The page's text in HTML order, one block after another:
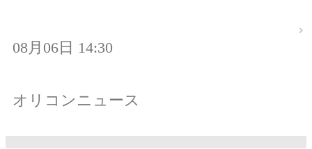
08月06日 14:30
オリコンニュース